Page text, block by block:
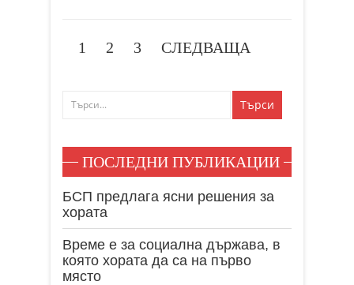
1 2 3 СЛЕДВАЩА
ПОСЛЕДНИ ПУБЛИКАЦИИ
БСП предлага ясни решения за
хората
Време е за социална държава, в
която хората да са на първо
място